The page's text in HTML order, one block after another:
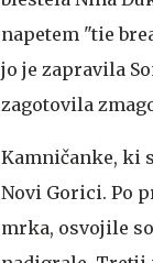
napetem "tie
jo je zapravila
zagotovila
Kamničanke, ki
Novi Gorici. Po
mrka, osvojile